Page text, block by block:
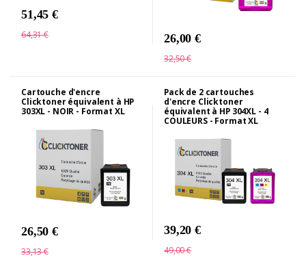
51,45 €
64,31 € 26,00 €
32,50 €
Cartouche d'encre
Clicktoner équivalent à HP
303XL - NOIR - Format XL
26,50 €
33,13 €
Pack de 2 cartouches
d'encre Clicktoner
équivalent à HP 304XL - 4
COULEURS - Format XL
39,20 €
49,00 €